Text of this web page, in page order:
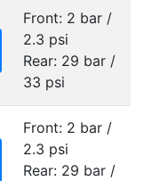
Front: 2 bar /
2.3 psi
Rear: 29 bar /
33 psi
Front: 2 bar /
2.3 psi
Rear: 29 bar /